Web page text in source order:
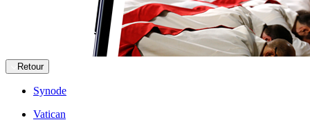
Retour
Synode
Vatican